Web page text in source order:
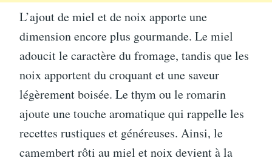
L’ajout de miel et de noix apporte une
dimension encore plus gourmande. Le miel
adoucit le caractère du fromage, tandis que les
noix apportent du croquant et une saveur
légèrement boisée. Le thym ou le romarin
ajoute une touche aromatique qui rappelle les
recettes rustiques et généreuses. Ainsi, le
camembert rôti au miel et noix devient à la